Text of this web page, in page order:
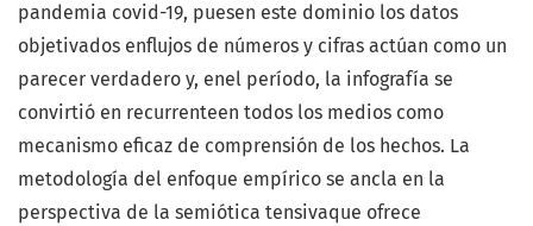
pandemia covid-19, puesen este dominio los datos
objetivados enflujos de números y cifras actúan como un
parecer verdadero y, enel período, la infografía se
convirtió en recurrenteen todos los medios como
mecanismo eficaz de comprensión de los hechos. La
metodología del enfoque empírico se ancla en la
perspectiva de la semiótica tensivaque ofrece